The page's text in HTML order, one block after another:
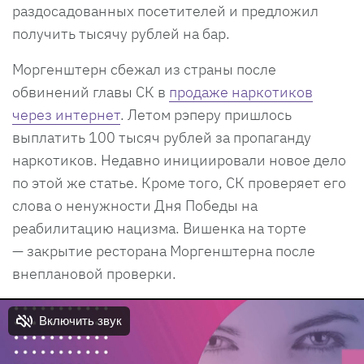
раздосадованных посетителей и предложил
получить тысячу рублей на бар.
Моргенштерн сбежал из страны после
обвинений главы СК в продаже наркотиков
через интернет. Летом рэперу пришлось
выплатить 100 тысяч рублей за пропаганду
наркотиков. Недавно инициировали новое дело
по этой же статье. Кроме того, СК проверяет его
слова о ненужности Дня Победы на
реабилитацию нацизма. Вишенка на торте
— закрытие ресторана Моргенштерна после
внеплановой проверки.